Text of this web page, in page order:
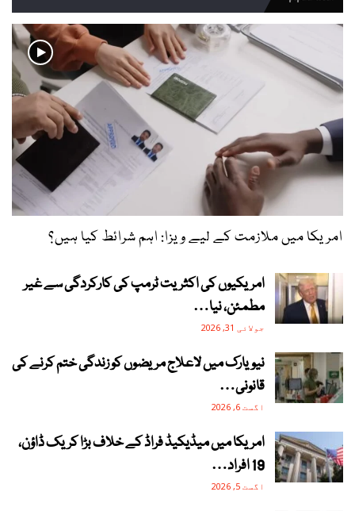
امریکا میں ملازمت کے لیے ویزا: اہم شرائط کیا ہیں؟
امریکیوں کی اکثریت ٹرمپ کی کارکردگی سے غیر
مطمئن، نیا…
جولائی 31, 2026
نیویارک میں لاعلاج مریضوں کو زندگی ختم کرنے کی
قانونی…
اگست 6, 2026
امریکا میں میڈیکیڈ فراڈ کے خلاف بڑا کریک ڈاؤن،
19 افراد…
اگست 5, 2026